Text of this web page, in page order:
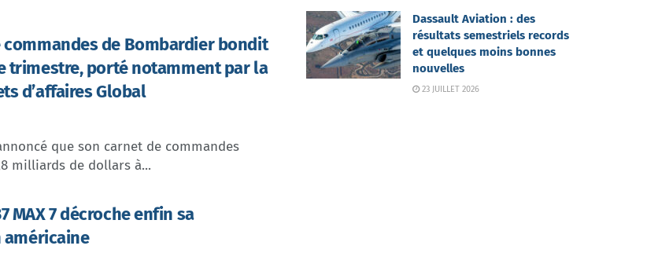
commandes de Bombardier bondit
trimestre, porté notamment par la
d’affaires Global
que son carnet de commandes
milliards de dollars à...
MAX 7 décroche enfin sa
Dassault Aviation : des
résultats semestriels records
et quelques moins bonnes
nouvelles
23 JUILLET 2026